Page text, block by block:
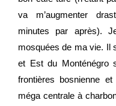
va m’augmenter
minutes par après).
mosquées de ma vie. Il
et Est du Monténégro
frontières bosnienne
méga centrale à